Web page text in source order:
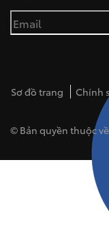
Sơ đồ trang Chính
© Bản quyền thuộc